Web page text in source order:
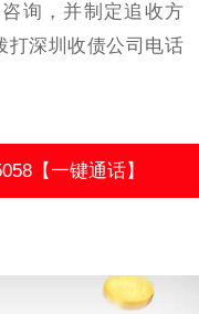
询，并制定追收方
打深圳收债公司电话
【一键通话】